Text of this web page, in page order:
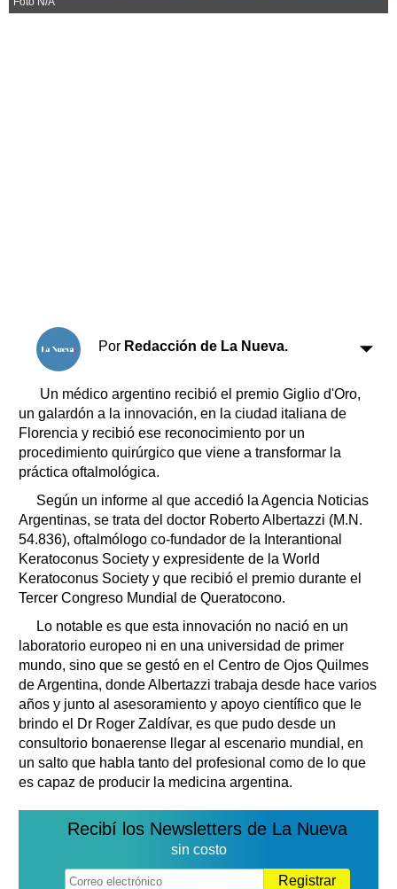
Por Redacción de La Nueva.
Un médico argentino recibió el premio Giglio d'Oro,
un galardón a la innovación, en la ciudad italiana de
Florencia y recibió ese reconocimiento por un
procedimiento quirúrgico que viene a transformar la
práctica oftalmológica.
Según un informe al que accedió la Agencia Noticias
Argentinas, se trata del doctor Roberto Albertazzi (M.N.
54.836), oftalmólogo co-fundador de la Interantional
Keratoconus Society y expresidente de la World
Keratoconus Society y que recibió el premio durante el
Tercer Congreso Mundial de Queratocono.
Lo notable es que esta innovación no nació en un
laboratorio europeo ni en una universidad de primer
mundo, sino que se gestó en el Centro de Ojos Quilmes
de Argentina, donde Albertazzi trabaja desde hace varios
años y junto al asesoramiento y apoyo científico que le
brindo el Dr Roger Zaldívar, es que pudo desde un
consultorio bonaerense llegar al escenario mundial, en
un salto que habla tanto del profesional como de lo que
es capaz de producir la medicina argentina.
Recibí los Newsletters de La Nueva
sin costo
Registrar